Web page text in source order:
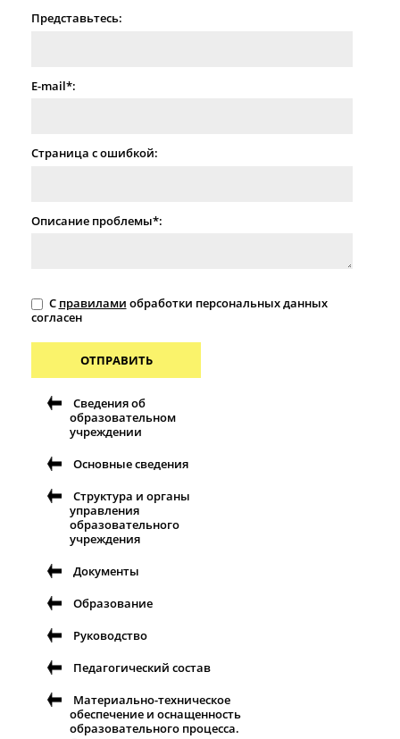
Представьтесь:
E-mail*:
Страница с ошибкой:
Описание проблемы*:
С правилами обработки персональных данных
согласен
ОТПРАВИТЬ
Сведения об
образовательном
учреждении
Основные сведения
Структура и органы
управления
образовательного
учреждения
Документы
Образование
Руководство
Педагогический состав
Материально-техническое
обеспечение и оснащенность
образовательного процесса.